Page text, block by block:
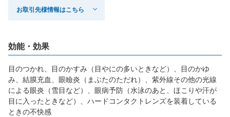
お取引先様情報はこちら
効能・効果
目のつかれ、目のかすみ（目やにの多いときなど）、目のかゆ
み、結膜充血、眼瞼炎（まぶたのただれ）、紫外線その他の光線
による眼炎（雪目など）、眼病予防（水泳のあと、ほこりや汗が
目に入ったときなど）、ハードコンタクトレンズを装着している
ときの不快感